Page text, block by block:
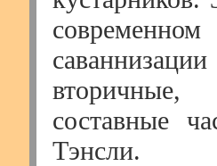
современном
составные
Тэнсли.